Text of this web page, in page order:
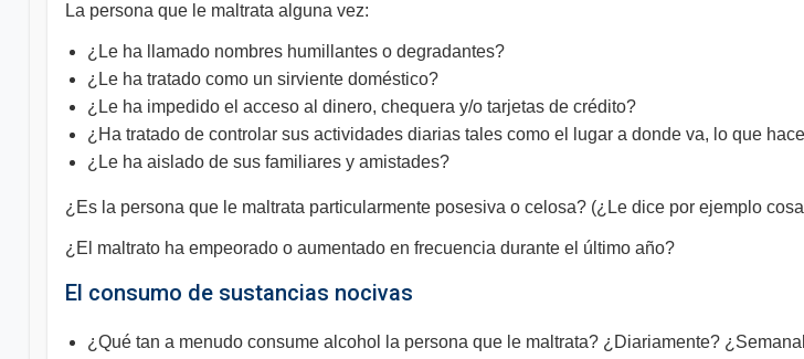
La persona que le maltrata alguna vez:
¿Le ha llamado nombres humillantes o degradantes?
¿Le ha tratado como un sirviente doméstico?
¿Le ha impedido el acceso al dinero, chequera y/o tarjetas de crédito?
¿Ha tratado de controlar sus actividades diarias tales como el lugar a donde va, lo que
¿Le ha aislado de sus familiares y amistades?
¿Es la persona que le maltrata particularmente posesiva o celosa? (¿Le dice por ejemplo
¿El maltrato ha empeorado o aumentado en frecuencia durante el último año?
El consumo de sustancias nocivas
¿Qué tan a menudo consume alcohol la persona que le maltrata? ¿Diariamente?